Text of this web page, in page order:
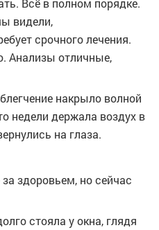
Всё в полном порядке.
видели,
срочного лечения.
Анализы отличные,
накрыло волной
недели держала воздух в
на глаза.
здоровьем, но сейчас
стояла у окна, глядя